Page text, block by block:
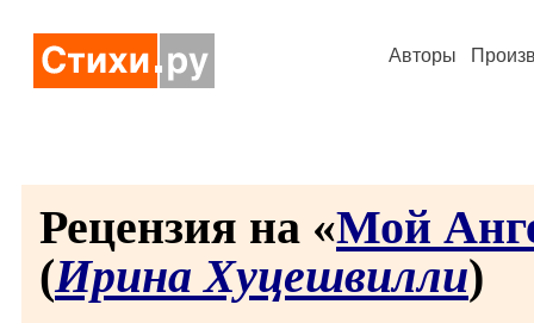
Авторы
Рецензия на «Мой
(Ирина Хуцешвилли)